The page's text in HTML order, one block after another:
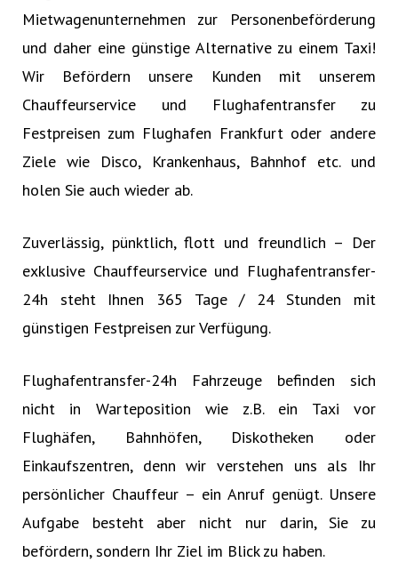
Mietwagenunternehmen zur Personenbeförderung
und daher eine günstige Alternative zu einem Taxi!
Wir Befördern unsere Kunden mit unserem
Chauffeurservice und Flughafentransfer zu
Festpreisen zum Flughafen Frankfurt oder andere
Ziele wie Disco, Krankenhaus, Bahnhof etc. und
holen Sie auch wieder ab.
Zuverlässig, pünktlich, flott und freundlich – Der
exklusive Chauffeurservice und Flughafentransfer-
24h steht Ihnen 365 Tage / 24 Stunden mit
günstigen Festpreisen zur Verfügung.
Flughafentransfer-24h Fahrzeuge befinden sich
nicht in Warteposition wie z.B. ein Taxi vor
Flughäfen, Bahnhöfen, Diskotheken oder
Einkaufszentren, denn wir verstehen uns als Ihr
persönlicher Chauffeur – ein Anruf genügt. Unsere
Aufgabe besteht aber nicht nur darin, Sie zu
befördern, sondern Ihr Ziel im Blick zu haben.